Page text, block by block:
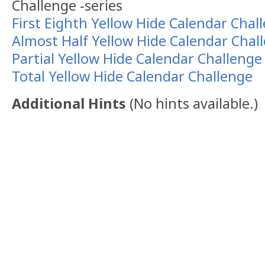
Challenge -series
First Eighth Yellow Hide Calendar
Almost Half Yellow Hide Calendar
Partial Yellow Hide Calendar Challenge
Total Yellow Hide Calendar Challenge
Additional Hints (No hints available.)